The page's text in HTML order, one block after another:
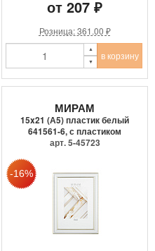
от 207 ₽
Розница: 361.00 ₽
в корзину
МИРАМ
15x21 (А5) пластик белый
641561-6, с пластиком
арт. 5-45723